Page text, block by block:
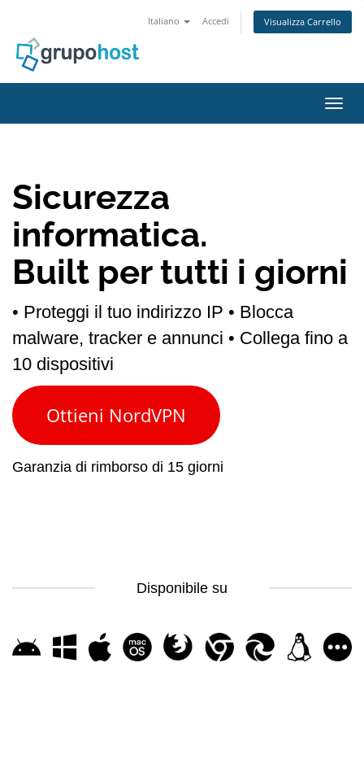
Italiano Accedi Visualizza Carrello
Sicurezza
informatica.
Built per tutti i giorni
• Proteggi il tuo indirizzo IP • Blocca
malware, tracker e annunci • Collega fino a
10 dispositivi
Ottieni NordVPN
Garanzia di rimborso di 15 giorni
Disponibile su